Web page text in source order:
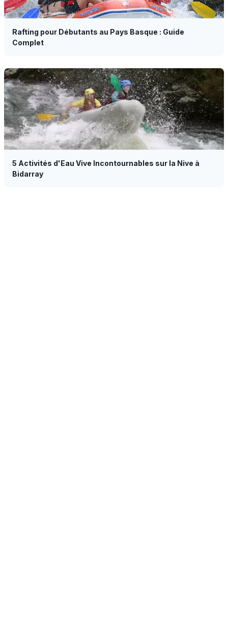
Rafting pour Débutants au Pays Basque : Guide
Complet
5 Activités d'Eau Vive Incontournables sur la Nive à
Bidarray